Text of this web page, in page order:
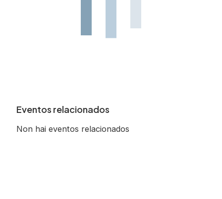
Eventos relacionados
Non hai eventos relacionados